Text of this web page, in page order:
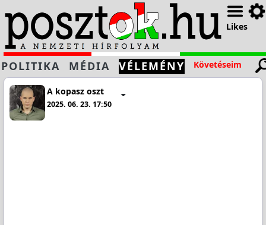
Likes
POLITIKA MÉDIA VÉLEMÉNY Követéseim
A kopasz oszt
2025. 06. 23. 17:50